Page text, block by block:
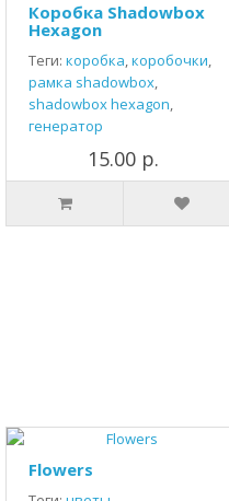
Коробка Shadowbox
Hexagon
Теги: коробка,коробочки,
рамка shadowbox,
shadowbox hexagon,
генератор
15.00 р.
Flowers